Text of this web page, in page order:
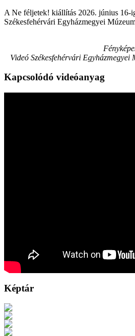
A Ne féljetek! kiállítás 2026. június 16-
Székesfehérvári Egyházmegyei
Videó Székesfehérvári
Kapcsolódó videóanyag
Képtár